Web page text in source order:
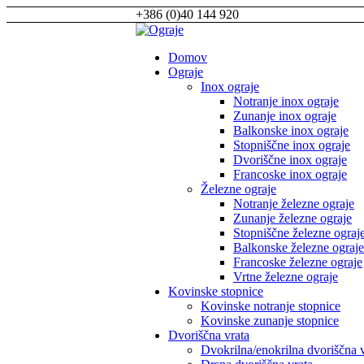
+386 (0)40 144 920
Domov
Ograje
Inox ograje
Notranje inox ograje
Zunanje inox ograje
Balkonske inox ograje
Stopniščne inox ograje
Dvoriščne inox ograje
Francoske inox ograje
Železne ograje
Notranje železne ograje
Zunanje železne ograje
Stopniščne železne
Balkonske železne ograje
Francoske železne ograje
Vrtne železne ograje
Kovinske stopnice
Kovinske notranje stopnice
Kovinske zunanje stopnice
Dvoriščna vrata
Dvokrilna/enokrilna dvoriščna